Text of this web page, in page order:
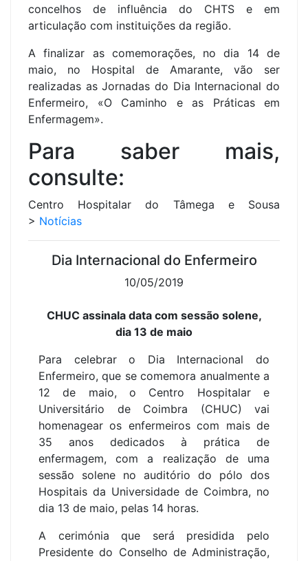
concelhos de influência do CHTS e em
articulação com instituições da região.
A finalizar as comemorações, no dia 14 de
maio, no Hospital de Amarante, vão ser
realizadas as Jornadas do Dia Internacional do
Enfermeiro, «O Caminho e as Práticas em
Enfermagem».
Para saber mais,
consulte:
Centro Hospitalar do Tâmega e Sousa
> Notícias
Dia Internacional do Enfermeiro
10/05/2019
CHUC assinala data com sessão solene,
dia 13 de maio
Para celebrar o Dia Internacional do
Enfermeiro, que se comemora anualmente a
12 de maio, o Centro Hospitalar e
Universitário de Coimbra (CHUC) vai
homenagear os enfermeiros com mais de
35 anos dedicados à prática de
enfermagem, com a realização de uma
sessão solene no auditório do pólo dos
Hospitais da Universidade de Coimbra, no
dia 13 de maio, pelas 14 horas.
A cerimónia que será presidida pelo
Presidente do Conselho de Administração,